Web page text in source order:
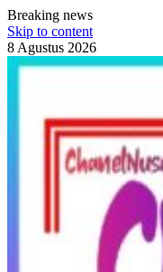
Breaking news
Skip to content
8 Agustus 2026